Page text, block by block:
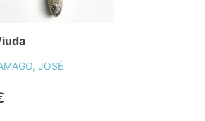
JOSÉ